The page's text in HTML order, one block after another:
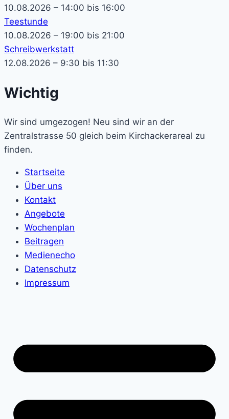
10.08.2026 – 14:00 bis 16:00
Teestunde
10.08.2026 – 19:00 bis 21:00
Schreibwerkstatt
12.08.2026 – 9:30 bis 11:30
Wichtig
Wir sind umgezogen! Neu sind wir an der
Zentralstrasse 50 gleich beim Kirchackerareal zu
finden.
Startseite
Über uns
Kontakt
Angebote
Wochenplan
Beitragen
Medienecho
Datenschutz
Impressum